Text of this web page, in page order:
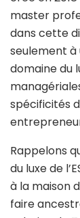
master
dans cette
seulement à
domaine du
spécificités
Rappelons
du luxe de
à la maison
faire